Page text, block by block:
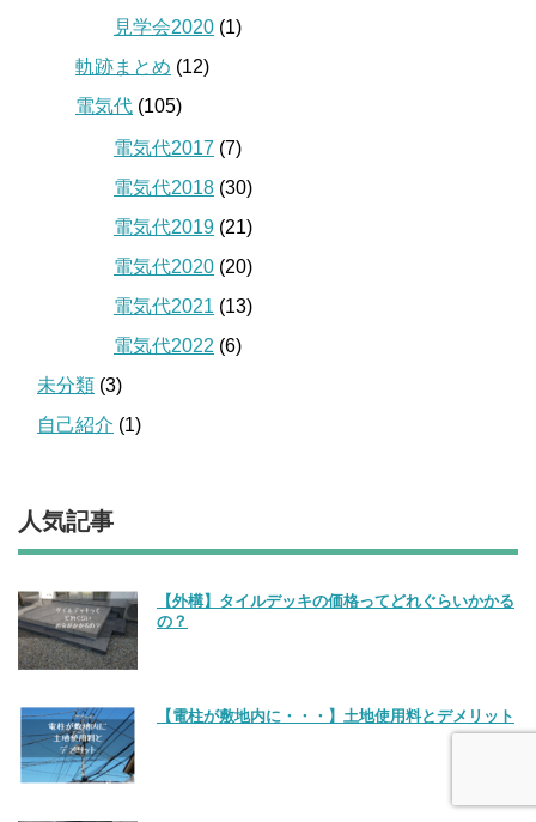
見学会2020 (1)
軌跡まとめ (12)
電気代 (105)
電気代2017 (7)
電気代2018 (30)
電気代2019 (21)
電気代2020 (20)
電気代2021 (13)
電気代2022 (6)
未分類 (3)
自己紹介 (1)
人気記事
【外構】タイルデッキの価格ってどれぐらいかかる
の？
【電柱が敷地内に・・・】土地使用料とデメリット